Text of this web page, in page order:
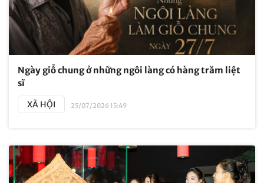
Ngày giỗ chung ở những ngôi làng có hàng trăm liệt
sĩ
XÃ HỘI 25/07/2026 15:49